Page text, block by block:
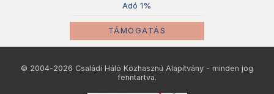
Adó 1%
TÁMOGATÁS
© 2004-2026 Családi Háló Közhasznú Alapítvány - minden jog
fenntartva.